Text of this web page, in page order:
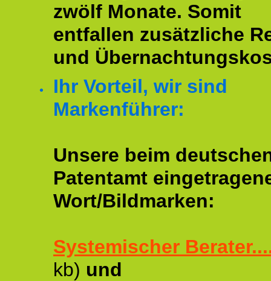
zwölf Monate. Somit
entfallen zusätzliche
und
Ihr Vorteil, wir sind
Markenführer:
Unsere beim
Patentamt
Wort/Bildmarken:
Systemischer
kb) und